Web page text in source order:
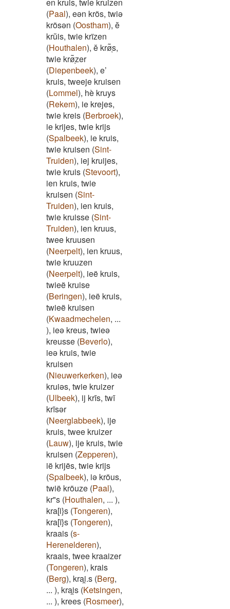
(Paal), eən krös, twiə
krösən (Oostham), ĕ
krŭis, twie krïzen
(Houthalen), ĕ krø͂ͅs,
twie krø͂ͅzer
(Diepenbeek), e’
kruis, tweeje kruisen
(Lommel), hè kruys
(Rekem), ie krejes,
twie kreis (Berbroek),
ie krijes, twie krijs
(Spalbeek), ie kruis,
twie kruisen (Sint-
Truiden), iej kruijes,
twie kruis (Stevoort),
ien kruis, twie
kruisen (Sint-
Truiden), ien kruis,
twie kruisse (Sint-
Truiden), ien kruus,
twee kruusen
(Neerpelt), ien kruus,
twie kruuzen
(Neerpelt), ieë kruis,
twieë kruise
(Beringen), ieë kruis,
twieë kruisen
(Kwaadmechelen, ...
), ieə kreus, twieə
kreusse (Beverlo),
ieə kruis, twie
kruisen
(Nieuwerkerken), ieə
kruiəs, twie kruizer
(Ulbeek), ij krīs, twī
krīsər
(Neerglabbeek), ije
kruis, twee kruizer
(Lauw), ije kruis, twie
kruisen (Zepperen),
ië krijës, twie krijs
(Spalbeek), iə kröus,
twië kröuze (Paal),
kr"s (Houthalen, ... ),
kra[i}s (Tongeren),
kra[ī}s (Tongeren),
kraais (s-
Herenelderen),
kraais, twee kraaizer
(Tongeren), krais
(Berg), krai̯.s (Berg,
... ), krai̯s (Ketsingen,
... ), krees (Rosmeer),